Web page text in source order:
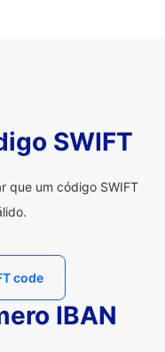
SWIFT
que um código SWIFT
code
IBAN